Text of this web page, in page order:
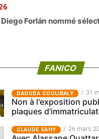
Forlán nommé
FANICO
‎DAOUDA COULIBALY 31
Non à l'exposition
plaques
CLAUDE SAHY 26 mars